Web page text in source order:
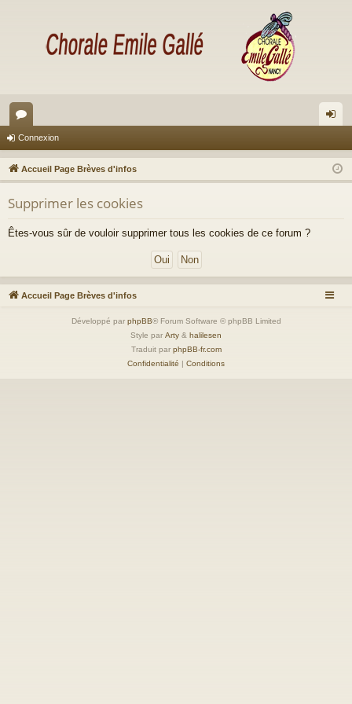
or
u
m
s
ne
xi
Connexion
Accueil Page Brèves d'infos
Supprimer les cookies
Êtes-vous sûr de vouloir supprimer tous les cookies de ce forum ?
Accueil Page Brèves d'infos
Développé par phpBB® Forum Software © phpBB Limited
Style par Arty & halilesen
Traduit par phpBB-fr.com
Confidentialité | Conditions